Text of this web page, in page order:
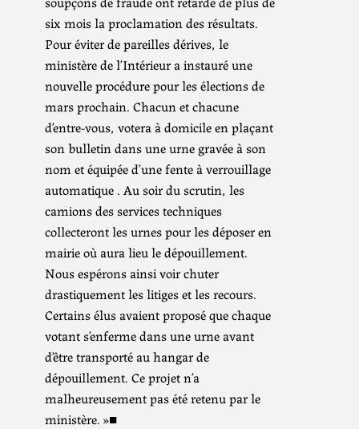
six mois la proclamation des résultats.
Pour éviter de pareilles dérives, le
ministère de l’Intérieur a instauré une
nouvelle procédure pour les élections de
mars prochain. Chacun et chacune
d’entre-vous, votera à domicile en plaçant
son bulletin dans une urne gravée à son
nom et équipée d’une fente à verrouillage
automatique . Au soir du scrutin, les
camions des services techniques
collecteront les urnes pour les déposer en
mairie où aura lieu le dépouillement.
Nous espérons ainsi voir chuter
drastiquement les litiges et les recours.
Certains élus avaient proposé que chaque
votant s’enferme dans une urne avant
d’être transporté au hangar de
dépouillement. Ce projet n’a
malheureusement pas été retenu par le
ministère. »■